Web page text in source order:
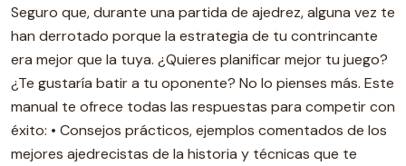
Seguro que, durante una partida de ajedrez, alguna vez te
han derrotado porque la estrategia de tu contrincante
era mejor que la tuya. ¿Quieres planificar mejor tu juego?
¿Te gustaría batir a tu oponente? No lo pienses más. Este
manual te ofrece todas las respuestas para competir con
éxito: • Consejos prácticos, ejemplos comentados de los
mejores ajedrecistas de la historia y técnicas que te